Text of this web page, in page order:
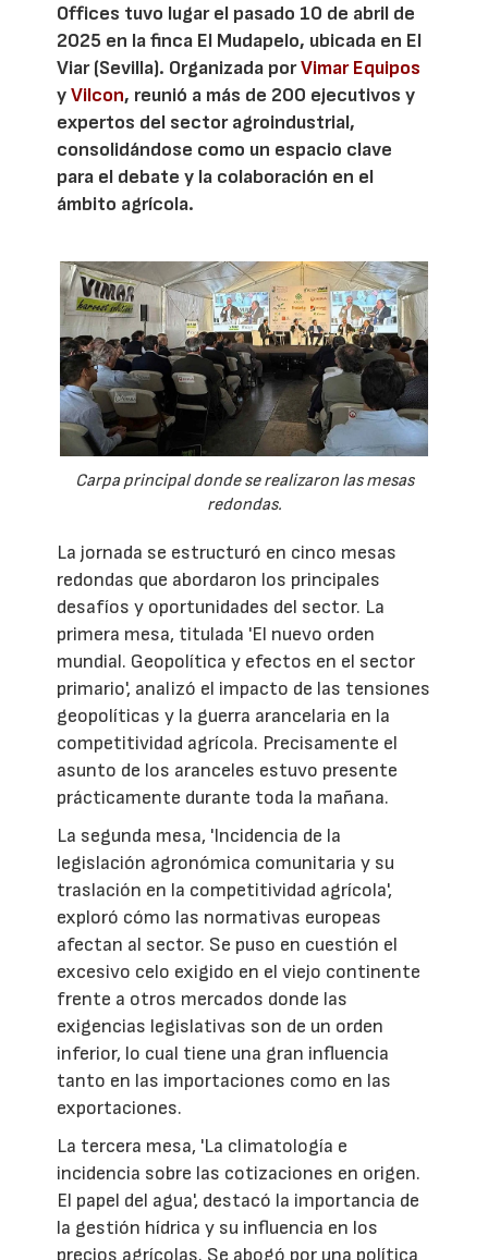
Offices tuvo lugar el pasado 10 de abril de
2025 en la finca El Mudapelo, ubicada en El
Viar (Sevilla). Organizada porVimar Equipos
yVilcon, reunió a más de 200 ejecutivos y
expertos del sector agroindustrial,
consolidándose como un espacio clave
para el debate y la colaboración en el
ámbito agrícola.
Carpa principal donde se realizaron las mesas
redondas.
La jornada se estructuró en cinco mesas
redondas que abordaron los principales
desafíos y oportunidades del sector. La
primera mesa, titulada 'El nuevo orden
mundial. Geopolítica y efectos en el sector
primario', analizó el impacto de las tensiones
geopolíticas y la guerra arancelaria en la
competitividad agrícola. Precisamente el
asunto de los aranceles estuvo presente
prácticamente durante toda la mañana.
La segunda mesa, 'Incidencia de la
legislación agronómica comunitaria y su
traslación en la competitividad agrícola',
exploró cómo las normativas europeas
afectan al sector. Se puso en cuestión el
excesivo celo exigido en el viejo continente
frente a otros mercados donde las
exigencias legislativas son de un orden
inferior, lo cual tiene una gran influencia
tanto en las importaciones como en las
exportaciones.
La tercera mesa, 'La climatología e
incidencia sobre las cotizaciones en origen.
El papel del agua', destacó la importancia de
la gestión hídrica y su influencia en los
precios agrícolas. Se abogó por una política